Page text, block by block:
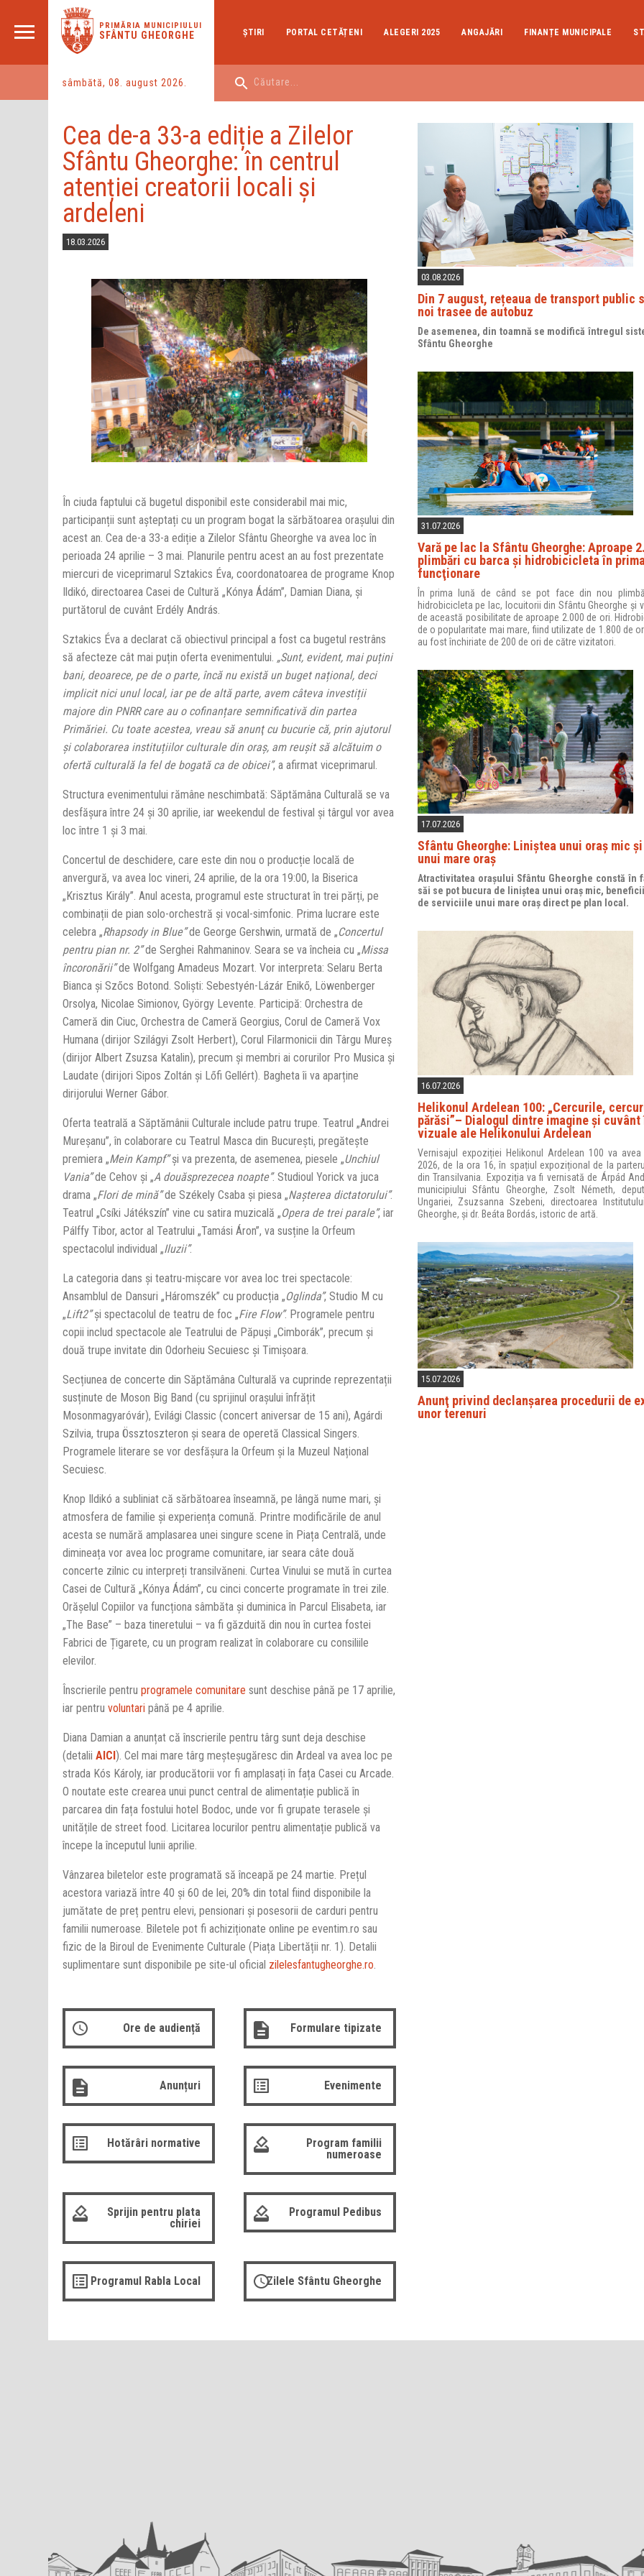
PRIMĂRIA MUNICIPIULUI
SFÂNTU GHEORGHE
sâmbătă, 08. august 2026.
ŞTIRI PORTAL CETĂȚENI ALEGERI 2025 ANGAJĂRI FINANȚE MUNICIPALE
Cea de-a 33-a ediție a Zilelor
Sfântu Gheorghe: în centrul
atenției creatorii locali și
ardeleni
18.03.2026
În ciuda faptului că bugetul disponibil este considerabil mai mic,
participanții sunt așteptați cu un program bogat la sărbătoarea orașului din
acest an. Cea de-a 33-a ediție a Zilelor Sfântu Gheorghe va avea loc în
perioada 24 aprilie – 3 mai. Planurile pentru acest an au fost prezentate
miercuri de viceprimarul Sztakics Éva, coordonatoarea de programe Knop
Ildikó, directoarea Casei de Cultură „Kónya Ádám”, Damian Diana, și
purtătorul de cuvânt Erdély András.
Sztakics Éva a declarat că obiectivul principal a fost ca bugetul restrâns
să afecteze cât mai puțin oferta evenimentului. „Sunt, evident, mai puțini
bani, deoarece, pe de o parte, încă nu există un buget național, deci
implicit nici unul local, iar pe de altă parte, avem câteva investiții
majore din PNRR care au o cofinanțare semnificativă din partea
Primăriei. Cu toate acestea, vreau să anunţ cu bucurie că, prin ajutorul
și colaborarea instituțiilor culturale din oraș, am reușit să alcătuim o
ofertă culturală la fel de bogată ca de obicei”, a afirmat viceprimarul.
Structura evenimentului rămâne neschimbată: Săptămâna Culturală se va
desfășura între 24 și 30 aprilie, iar weekendul de festival și târgul vor avea
loc între 1 și 3 mai.
Concertul de deschidere, care este din nou o producție locală de
anvergură, va avea loc vineri, 24 aprilie, de la ora 19:00, la Biserica
„Krisztus Király”. Anul acesta, programul este structurat în trei părți, pe
combinații de pian solo-orchestră și vocal-simfonic. Prima lucrare este
celebra „Rhapsody in Blue”de George Gershwin, urmată de „Concertul
pentru pian nr. 2”de Serghei Rahmaninov. Seara se va încheia cu „Missa
încoronării”de Wolfgang Amadeus Mozart. Vor interpreta: Selaru Berta
Bianca și Szőcs Botond. Soliști: Sebestyén-Lázár Enikő, Löwenberger
Orsolya, Nicolae Simionov, György Levente. Participă: Orchestra de
Cameră din Ciuc, Orchestra de Cameră Georgius, Corul de Cameră Vox
Humana (dirijor Szilágyi Zsolt Herbert), Corul Filarmonicii din Târgu Mureș
(dirijor Albert Zsuzsa Katalin), precum și membri ai corurilor Pro Musica și
Laudate (dirijori Sipos Zoltán și Lőfi Gellért). Bagheta îi va aparține
dirijorului Werner Gábor.
Oferta teatrală a Săptămânii Culturale include patru trupe. Teatrul „Andrei
Mureșanu”, în colaborare cu Teatrul Masca din Bucureşti, pregătește
premiera „Mein Kampf”și va prezenta, de asemenea, piesele „Unchiul
Vania”de Cehov și „A douăsprezecea noapte”. Studioul Yorick va juca
drama „Flori de mină”de Székely Csaba și piesa „Nașterea dictatorului”.
Teatrul „Csíki Játékszín” vine cu satira muzicală „Opera de trei parale”, iar
Pálffy Tibor, actor al Teatrului „Tamási Áron”, va susține la Orfeum
spectacolul individual „Iluzii”.
La categoria dans și teatru-mișcare vor avea loc trei spectacole:
Ansamblul de Dansuri „Háromszék” cu producția „Oglinda”, Studio M cu
„Lift2”și spectacolul de teatru de foc „Fire Flow”. Programele pentru
copii includ spectacole ale Teatrului de Păpuși „Cimborák”, precum și
două trupe invitate din Odorheiu Secuiesc și Timișoara.
Secțiunea de concerte din Săptămâna Culturală va cuprinde reprezentații
susținute de Moson Big Band (cu sprijinul orașului înfrățit
Mosonmagyaróvár), Evilági Classic (concert aniversar de 15 ani), Agárdi
Szilvia, trupa Össztoszteron și seara de operetă Classical Singers.
Programele literare se vor desfășura la Orfeum și la Muzeul Național
Secuiesc.
Knop Ildikó a subliniat că sărbătoarea înseamnă, pe lângă nume mari, și
atmosfera de familie și experiența comună. Printre modificările de anul
acesta se numără amplasarea unei singure scene în Piața Centrală, unde
dimineața vor avea loc programe comunitare, iar seara câte două
concerte zilnic cu interpreți transilvăneni. Curtea Vinului se mută în curtea
Casei de Cultură „Kónya Ádám”, cu cinci concerte programate în trei zile.
Orășelul Copiilor va funcționa sâmbăta și duminica în Parcul Elisabeta, iar
„The Base” – baza tineretului – va fi găzduită din nou în curtea fostei
Fabrici de Țigarete, cu un program realizat în colaborare cu consiliile
elevilor.
Înscrierile pentruprogramele comunitare sunt deschise până pe 17 aprilie,
iar pentruvoluntari până pe 4 aprilie.
Diana Damian a anunțat că înscrierile pentru târg sunt deja deschise
(detaliiAICI ). Cel mai mare târg meșteșugăresc din Ardeal va avea loc pe
strada Kós Károly, iar producătorii vor fi amplasați în fața Casei cu Arcade.
O noutate este crearea unui punct central de alimentație publică în
parcarea din fața fostului hotel Bodoc, unde vor fi grupate terasele și
unitățile de street food. Licitarea locurilor pentru alimentație publică va
începe la începutul lunii aprilie.
Vânzarea biletelor este programată să înceapă pe 24 martie. Prețul
acestora variază între 40 și 60 de lei, 20% din total fiind disponibile la
jumătate de preț pentru elevi, pensionari și posesorii de carduri pentru
familii numeroase. Biletele pot fi achiziționate online pe eventim.ro sau
fizic de la Biroul de Evenimente Culturale (Piața Libertății nr. 1). Detalii
suplimentare sunt disponibile pe site-ul oficial zilelesfantugheorghe.ro.
Ore de audiență Formulare tipizate
Anunțuri Evenimente
Hotărâri normative
Program familii
numeroase
Sprijin pentru plata
chiriei
Programul Pedibus
Programul Rabla Local Zilele Sfântu Gheorghe
03.08.2026
Din 7 august, rețeaua de transport public
noi trasee de autobuz
De asemenea, din toamnă se modifică întregul
Sfântu Gheorghe
31.07.2026
Vară pe lac la Sfântu Gheorghe: Aproape
plimbări cu barca şi hidrobicicleta în
funcţionare
În prima lună de când se pot face din nou
hidrobicicleta pe lac, locuitorii din Sfântu Gheorghe și
de această posibilitate de aproape 2.000 de ori.
de o popularitate mai mare, fiind utilizate de 1.800 de
au fost închiriate de 200 de ori de către vizitatori.
17.07.2026
Sfântu Gheorghe: Liniștea unui oraș mic
unui mare oraș
Atractivitatea orașului Sfântu Gheorghe constă în
săi se pot bucura de liniștea unui oraș mic,
de serviciile unui mare oraș direct pe plan local.
16.07.2026
Helikonul Ardelean 100: „Cercurile,
părăsi”– Dialogul dintre imagine și
vizuale ale Helikonului Ardelean
Vernisajul expoziției Helikonul Ardelean 100 va
2026, de la ora 16, în spațiul expozițional de la
din Transilvania. Expoziția va fi vernisată de Árpád
municipiului Sfântu Gheorghe, Zsolt Németh,
Ungariei, Zsuzsanna Szebeni, directoarea
Gheorghe, și dr. Beáta Bordás, istoric de artă.
15.07.2026
Anunţ privind declanșarea procedurii de
unor terenuri